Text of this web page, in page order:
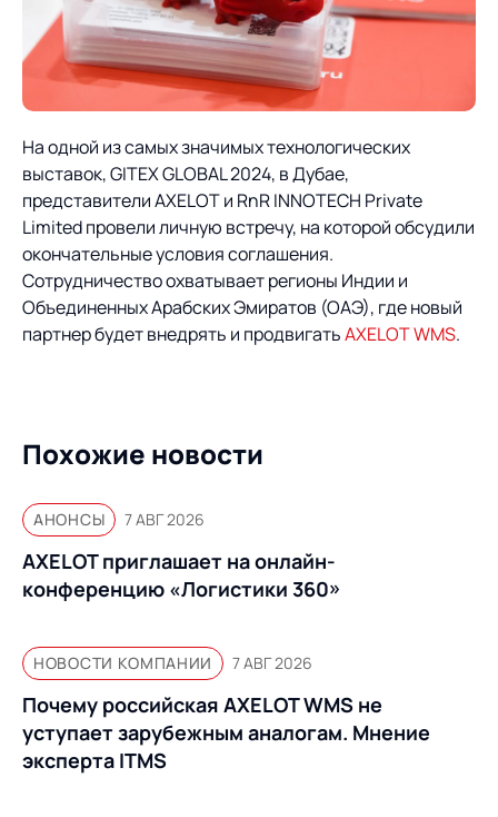
На одной из самых значимых технологических
выставок, GITEX GLOBAL 2024, в Дубае,
представители AXELOT и RnR INNOTECH Private
Limited провели личную встречу, на которой обсудили
окончательные условия соглашения.
Сотрудничество охватывает регионы Индии и
Объединенных Арабских Эмиратов (ОАЭ), где новый
партнер будет внедрять и продвигатьAXELOT WMS.
Похожие новости
АНОНСЫ 7 АВГ 2026
AXELOT приглашает на онлайн-
конференцию «Логистики 360»
НОВОСТИ КОМПАНИИ 7 АВГ 2026
Почему российская AXELOT WMS не
уступает зарубежным аналогам. Мнение
эксперта ITMS